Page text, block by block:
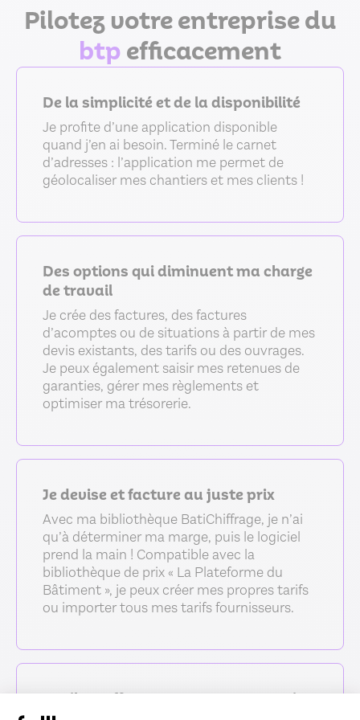
Pilotez votre entreprise du
btpefficacement
De la simplicité et de la disponibilité
Je profite d’une application disponible
quand j’en ai besoin. Terminé le carnet
d’adresses : l’application me permet de
géolocaliser mes chantiers et mes clients !
Des options qui diminuent ma charge
de travail
Je crée des factures, des factures
d’acomptes ou de situations à partir de mes
devis existants, des tarifs ou des ouvrages.
Je peux également saisir mes retenues de
garanties, gérer mes règlements et
optimiser ma trésorerie.
Je devise et facture au juste prix
Avec ma bibliothèque BatiChiffrage, je n’ai
qu’à déterminer ma marge, puis le logiciel
prend la main ! Compatible avec la
bibliothèque de prix « La Plateforme du
Bâtiment », je peux créer mes propres tarifs
ou importer tous mes tarifs fournisseurs.
Je pilote efficacement mon entreprise